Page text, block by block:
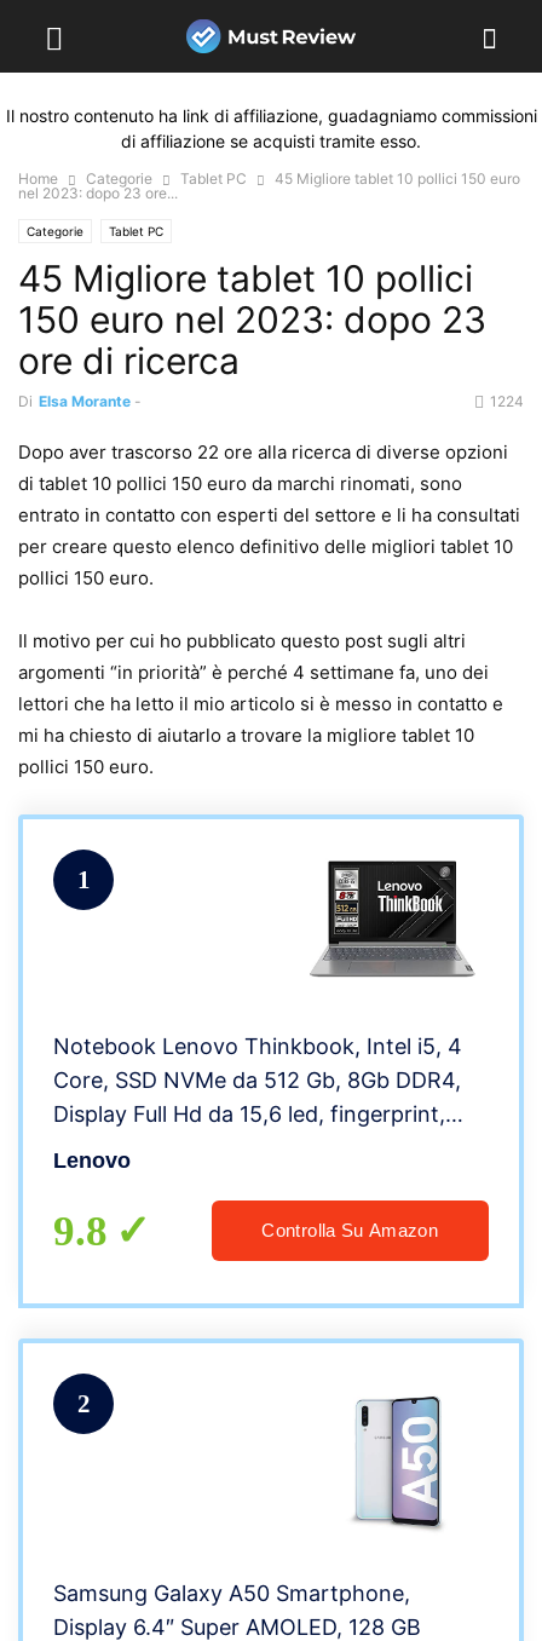
Il nostro contenuto ha link di affiliazione, guadagniamo commissioni
di affiliazione se acquisti tramite esso.
Home Categorie Tablet PC
45 Migliore tablet 10 pollici 150 euro
nel 2023: dopo 23 ore...
Categorie Tablet PC
45 Migliore tablet 10 pollici
150 euro nel 2023: dopo 23
ore di ricerca
Di Elsa Morante - 1224
Dopo aver trascorso 22 ore alla ricerca di diverse opzioni
di tablet 10 pollici 150 euro da marchi rinomati, sono
entrato in contatto con esperti del settore e li ha consultati
per creare questo elenco definitivo delle migliori tablet 10
pollici 150 euro.
Il motivo per cui ho pubblicato questo post sugli altri
argomenti “in priorità” è perché 4 settimane fa, uno dei
lettori che ha letto il mio articolo si è messo in contatto e
mi ha chiesto di aiutarlo a trovare la migliore tablet 10
pollici 150 euro.
1
Notebook Lenovo Thinkbook, Intel i5, 4
Core, SSD NVMe da 512 Gb, 8Gb DDR4,
Display Full Hd da 15,6 led, fingerprint,
webcam, 4 usb, hdmi, Win10 Pro, Libre
Lenovo
9.8 Controlla Su Amazon
2
Samsung Galaxy A50 Smartphone,
Display 6.4″ Super AMOLED, 128 GB